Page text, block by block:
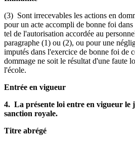
(3) Sont irrecevables les actions en
pour un acte accompli de bonne foi
tel de l'autorisation accordée au
paragraphe (1) ou (2), ou pour une
imputés dans l'exercice de bonne foi de
dommage ne soit le résultat d'une faute
l'école.
Entrée en vigueur
4. La présente loi entre en vigueur le
sanction royale.
Titre abrégé